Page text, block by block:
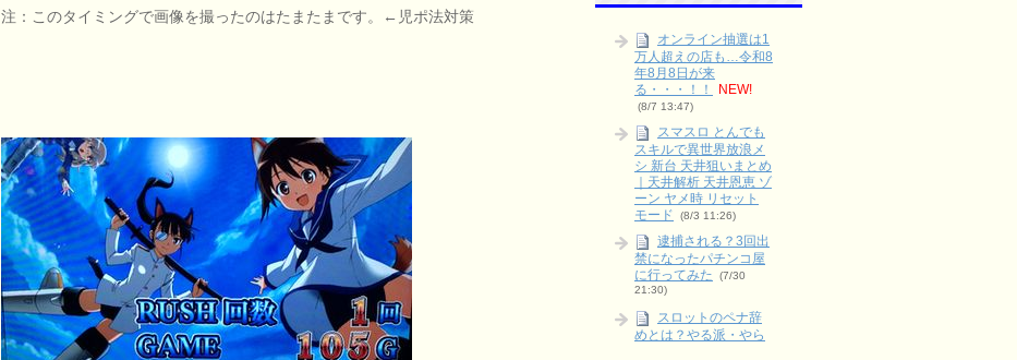
注：このタイミングで画像を撮ったのはたまたまです。←児ポ法対策
オンライン抽選は1
万人超えの店も…令和8
年8月8日が来
る・・・！！
NEW!
(8/7 13:47)
スマスロ とんでも
スキルで異世界放浪メ
シ 新台 天井狙いまとめ
｜天井解析 天井恩恵 ゾ
ーン ヤメ時 リセット
モード
(8/3 11:26)
逮捕される？3回出
禁になったパチンコ屋
に行ってみた
(7/30
21:30)
スロットのペナ辞
めとは？やる派・やら